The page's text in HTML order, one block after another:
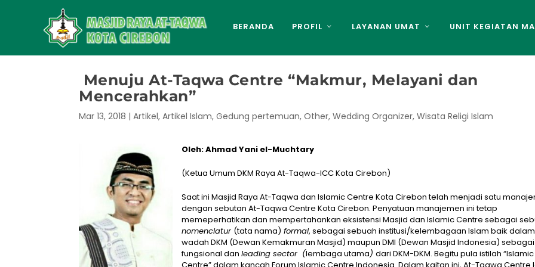
BERANDA PROFIL LAYANAN UMAT UNIT KEGIATAN
Menuju At-Taqwa Centre “Makmur, Melayani dan
Mencerahkan”
Mar 13, 2018 | Artikel, Artikel Islam, Gedung pertemuan, Other, Wedding Organizer, Wisata Religi Islam
Oleh: Ahmad Yani el-Muchtary
(Ketua Umum DKM Raya At-Taqwa-ICC Kota Cirebon)
Saat ini Masjid Raya At-Taqwa dan Islamic Centre Kota Cirebon telah menjadi satu
dengan sebutan At-Taqwa Centre Kota Cirebon. Penyatuan manajemen ini tetap
memeperhatikan dan mempertahankan eksistensi Masjid dan Islamic Centre sebagai
nomenclatur (tata nama) formal, sebagai sebuah institusi/kelembagaan Islam baik dalam
wadah DKM (Dewan Kemakmuran Masjid) maupun DMI (Dewan Masjid Indonesia)
fungsional dan leading sector (lembaga utama) dari DKM-DKM. Begitu pula istilah “Islamic
Centre” dalam kancah Forum Islamic Centre Indonesia. Dalam kaitan ini, At-Taqwa Centre